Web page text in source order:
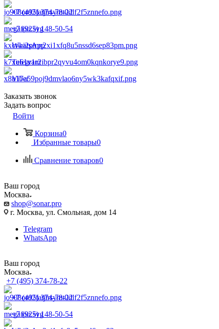
+7 (495) 374-78-22
+7 (925) 148-50-54
WhatsApp
Telegram
Viber
Заказать звонок
Задать вопрос
Войти
Корзина0
Избранные товары0
Сравнение товаров0
Ваш город
Москва
shop@sonar.pro
г. Москва, ул. Смольная, дом 14
Telegram
WhatsApp
Ваш город
Москва
+7 (495) 374-78-22
+7 (495) 374-78-22
+7 (925) 148-50-54